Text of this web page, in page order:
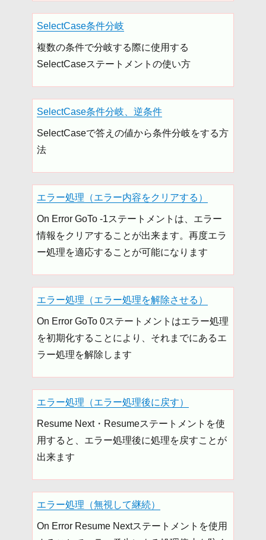
SelectCase条件分岐
複数の条件で分岐する際に使用する
SelectCaseステートメントの使い方
SelectCase条件分岐、逆条件
SelectCaseで答えの値から条件分岐をする方
法
エラー処理（エラー内容をクリアする）
On Error GoTo -1ステートメントは、エラー
情報をクリアすることが出来ます。再度エラ
ー処理を適応することが可能になります
エラー処理（エラー処理を解除させる）
On Error GoTo 0ステートメントはエラー処理
を初期化することにより、それまでにあるエ
ラー処理を解除します
エラー処理（エラー処理後に戻す）
Resume Next・Resumeステートメントを使
用すると、エラー処理後に処理を戻すことが
出来ます
エラー処理（無視して継続）
On Error Resume Nextステートメントを使用